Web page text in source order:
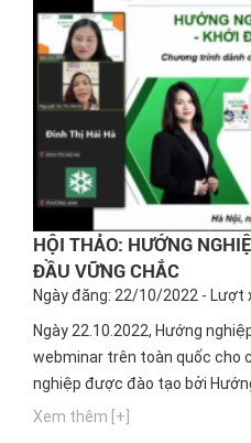
HỘI THẢO: HƯỚNG
ĐẦU VỮNG CHẮC
Ngày đăng: 22/10/2022 - Lượt
Ngày 22.10.2022, Hướng
webminar trên toàn quốc cho
nghiệp được đào tạo bởi
NGHIỆP CHUYÊN SÂU, KHỞI ĐẦU
Xem thêm [+]